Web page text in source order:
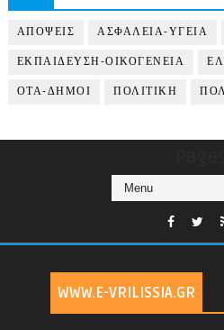
ΑΠΟΨΕΙΣ ΑΣΦΑΛΕΙΑ-ΥΓΕΙΑ
ΕΚΠΑΙΔΕΥΣΗ-ΟΙΚΟΓΕΝΕΙΑ
ΟΤΑ-ΔΗΜΟΙ ΠΟΛΙΤΙΚΗ
WWW.E-VRILISSIA.GR